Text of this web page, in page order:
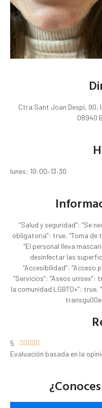
Ctra.Sant Joan Despí, 90,
08940
lunes: 10:00–13:30
“Salud y seguridad”: “Se
obligatoria”: true, “Toma
“El personal lleva
desinfectar las
“Accesibilidad”: “Acceso
“Servicios”: “Aseos unisex”:
la comunidad LGBTQ+”:
5     
Evaluación basada en la